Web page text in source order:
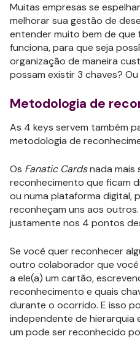
Muitas empresas se
melhorar sua gestão de
entender muito bem de que
funciona, para que seja
organização de maneira
possam existir 3 chaves?
Metodologia de
As 4 keys servem também
metodologia de
Os Fanatic Cardsnada mais
reconhecimento que ficam
ou numa plataforma digital,
reconheçam uns aos
justamente nos 4 pontos
Se você quer reconhecer
outro colaborador que
a ele(a) um cartão,
reconhecimento e quais
durante o ocorrido. E isso
independente de hierarquia
um pode ser reconhecido